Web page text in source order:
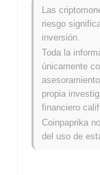
impulsado por
ecosistema
entusiastas de
usuarios para
plataforma. El
lo que ayudó a
criptomonedas
¿Qué viene
Build Your
ecosistema con
Las
riesgo
inversión.
Toda la
únicamente
propia
financiero
Coinpaprika
del uso de